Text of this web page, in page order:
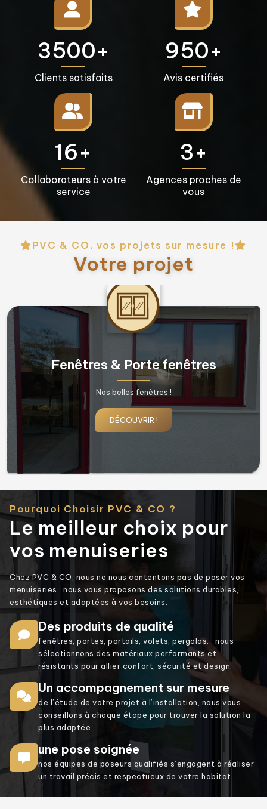
3500+
Clients satisfaits
950+
Avis certifiés
16+
Collaborateurs à votre
service
3+
Agences proches de
vous
PVC & CO, vos projets sur mesure !
Votre projet
Fenêtres & Porte fenêtres
Nos belles fenêtres !
DÉCOUVRIR !
Pourquoi Choisir PVC & CO ?
Le meilleur choix pour
vos menuiseries
Chez PVC & CO, nous ne nous contentons pas de poser vos
menuiseries : nous vous proposons des solutions durables,
esthétiques et adaptées à vos besoins.
Des produits de qualité
fenêtres, portes, portails, volets, pergolas... nous
sélectionnons des matériaux performants et
résistants pour allier confort, sécurité et design.
Un accompagnement sur mesure
de l’étude de votre projet à l’installation, nous vous
conseillons à chaque étape pour trouver la solution la
plus adaptée.
une pose soignée
nos équipes de poseurs qualifiés s’engagent à réaliser
un travail précis et respectueux de votre habitat.